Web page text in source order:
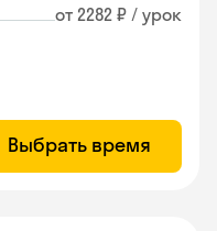
от 2282 ₽ / урок
Выбрать время